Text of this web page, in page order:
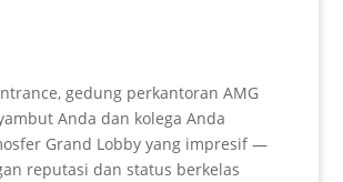
gedung perkantoran AMG
Anda dan kolega Anda
Grand Lobby yang impresif —
reputasi dan status berkelas